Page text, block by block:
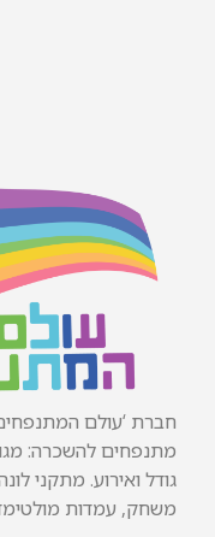
חברת ‘עולם
מתנפחים להשכרה:
גודל ואירוע. מתקני
משחק, עמדות